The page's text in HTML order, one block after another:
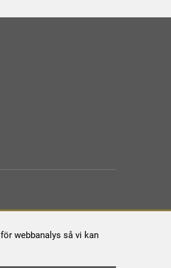
webbanalys så vi kan